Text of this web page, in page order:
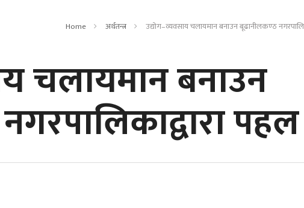
Home अर्थतन्त्र उद्योग–व्यवसाय चलायमान बनाउन बूढानीलकण्ठ
चलायमान बनाउन
पहल